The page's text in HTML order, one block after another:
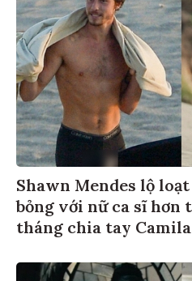
Shawn Mendes lộ
bỏng với nữ ca sĩ hơn
tháng chia tay